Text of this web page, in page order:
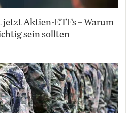
Aktien-ETFs – Warum
sein sollten